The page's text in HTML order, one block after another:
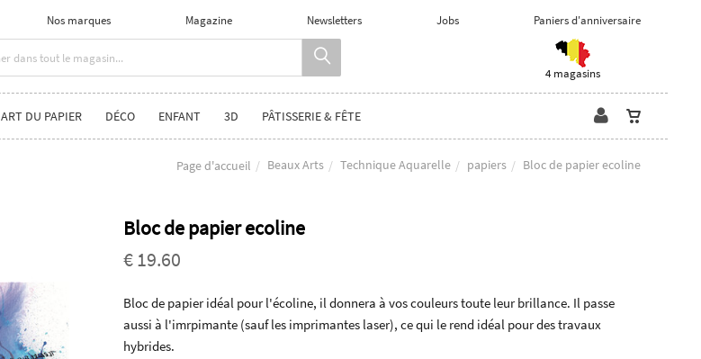
Nos marques Magazine Newsletters Jobs Paniers d'anniversaire
4 magasins
ART DU PAPIER DÉCO ENFANT 3D PÂTISSERIE & FÊTE
Page d'accueil Beaux Arts Technique Aquarelle papiers Bloc de papier ecoline
Bloc de papier ecoline
€ 19.60
Bloc de papier idéal pour l'écoline, il donnera à vos couleurs toute leur brillance. Il passe
aussi à l'imrpimante (sauf les imprimantes laser), ce qui le rend idéal pour des travaux
hybrides.